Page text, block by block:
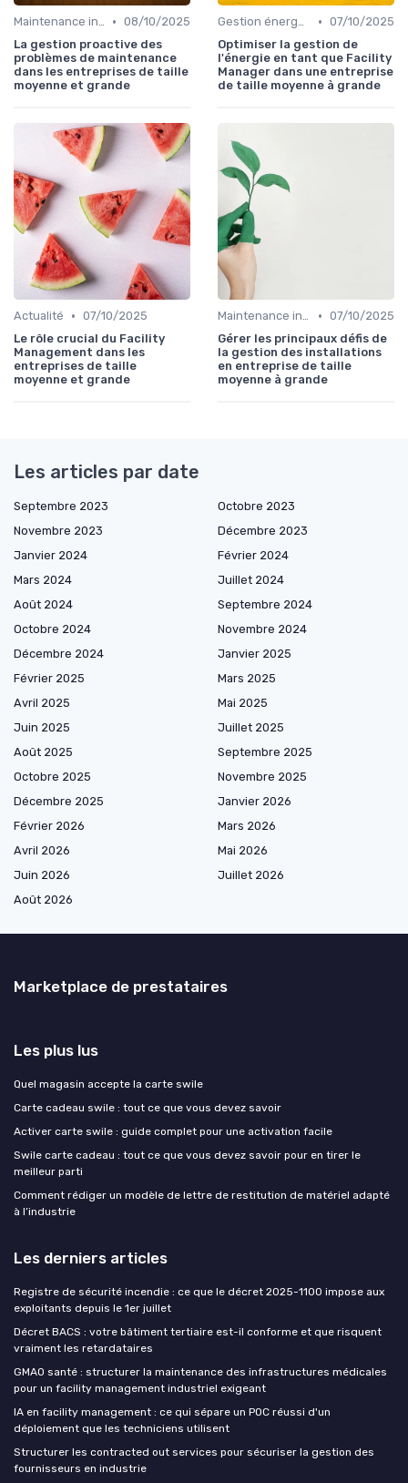
Maintenance infrastructures • 08/10/2025
La gestion proactive des
problèmes de maintenance
dans les entreprises de taille
moyenne et grande
Gestion énergétique • 07/10/2025
Optimiser la gestion de
l'énergie en tant que Facility
Manager dans une entreprise
de taille moyenne à grande
Actualité • 07/10/2025
Le rôle crucial du Facility
Management dans les
entreprises de taille
moyenne et grande
Maintenance infrastructures • 07/10/2025
Gérer les principaux défis de
la gestion des installations
en entreprise de taille
moyenne à grande
Les articles par date
Septembre 2023
Octobre 2023
Novembre 2023
Décembre 2023
Janvier 2024
Février 2024
Mars 2024
Juillet 2024
Août 2024
Septembre 2024
Octobre 2024
Novembre 2024
Décembre 2024
Janvier 2025
Février 2025
Mars 2025
Avril 2025
Mai 2025
Juin 2025
Juillet 2025
Août 2025
Septembre 2025
Octobre 2025
Novembre 2025
Décembre 2025
Janvier 2026
Février 2026
Mars 2026
Avril 2026
Mai 2026
Juin 2026
Juillet 2026
Août 2026
Marketplace de prestataires
Les plus lus
Quel magasin accepte la carte swile
Carte cadeau swile : tout ce que vous devez savoir
Activer carte swile : guide complet pour une activation facile
Swile carte cadeau : tout ce que vous devez savoir pour en tirer le
meilleur parti
Comment rédiger un modèle de lettre de restitution de matériel adapté
à l’industrie
Les derniers articles
Registre de sécurité incendie : ce que le décret 2025-1100 impose aux
exploitants depuis le 1er juillet
Décret BACS : votre bâtiment tertiaire est-il conforme et que risquent
vraiment les retardataires
GMAO santé : structurer la maintenance des infrastructures médicales
pour un facility management industriel exigeant
IA en facility management : ce qui sépare un POC réussi d'un
déploiement que les techniciens utilisent
Structurer les contracted out services pour sécuriser la gestion des
fournisseurs en industrie